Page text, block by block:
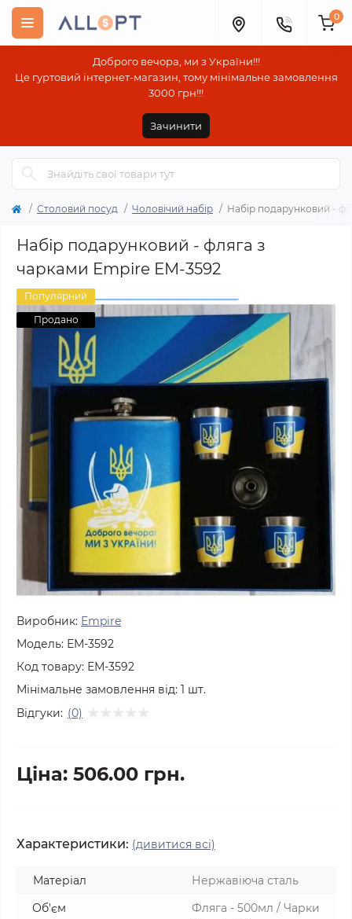
Доброго вечора, ми з України!!!
Це гуртовий інтернет-магазин, тому мінімальне замовлення
3000 грн!!!
Зачинити
0
Столовий посуд Чоловічий набір Набір подарунковий -
Набір подарунковий - фляга з
чарками Empire ЕМ-3592
Популярний
Продано
Виробник: Empire
Модель: ЕМ-3592
Код товару: ЕМ-3592
Мінімальне замовлення від: 1 шт.
Відгуки: (0)
Ціна: 506.00 грн.
Характеристики: (дивитися всі)
Матеріал
Нержавіюча сталь
Об'єм
Фляга - 500мл / Чарки